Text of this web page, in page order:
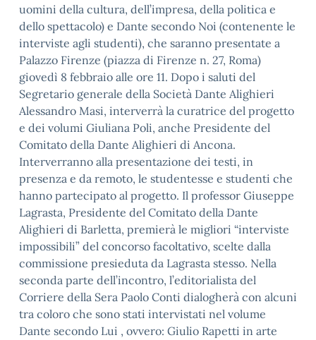
uomini della cultura, dell’impresa, della politica e
dello spettacolo) e Dante secondo Noi (contenente le
interviste agli studenti), che saranno presentate a
Palazzo Firenze (piazza di Firenze n. 27, Roma)
giovedì 8 febbraio alle ore 11. Dopo i saluti del
Segretario generale della Società Dante Alighieri
Alessandro Masi, interverrà la curatrice del progetto
e dei volumi Giuliana Poli, anche Presidente del
Comitato della Dante Alighieri di Ancona.
Interverranno alla presentazione dei testi, in
presenza e da remoto, le studentesse e studenti che
hanno partecipato al progetto. Il professor Giuseppe
Lagrasta, Presidente del Comitato della Dante
Alighieri di Barletta, premierà le migliori “interviste
impossibili” del concorso facoltativo, scelte dalla
commissione presieduta da Lagrasta stesso. Nella
seconda parte dell’incontro, l’editorialista del
Corriere della Sera Paolo Conti dialogherà con alcuni
tra coloro che sono stati intervistati nel volume
Dante secondo Lui , ovvero: Giulio Rapetti in arte